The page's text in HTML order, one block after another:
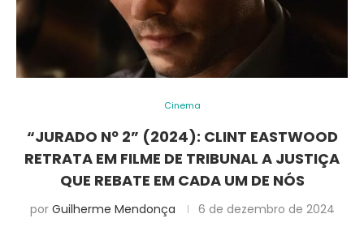
Cinema
“JURADO Nº 2” (2024): CLINT EASTWOOD
RETRATA EM FILME DE TRIBUNAL A JUSTIÇA
QUE REBATE EM CADA UM DE NÓS
por Guilherme Mendonça 6 de dezembro de 2024